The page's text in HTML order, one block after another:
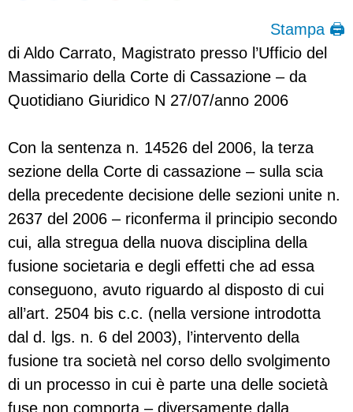
Stampa 🖨
di Aldo Carrato, Magistrato presso l’Ufficio del
Massimario della Corte di Cassazione – da
Quotidiano Giuridico N 27/07/anno 2006
Con la sentenza n. 14526 del 2006, la terza
sezione della Corte di cassazione – sulla scia
della precedente decisione delle sezioni unite n.
2637 del 2006 – riconferma il principio secondo
cui, alla stregua della nuova disciplina della
fusione societaria e degli effetti che ad essa
conseguono, avuto riguardo al disposto di cui
all’art. 2504 bis c.c. (nella versione introdotta
dal d. lgs. n. 6 del 2003), l’intervento della
fusione tra società nel corso dello svolgimento
di un processo in cui è parte una delle società
fuse non comporta – diversamente dalla